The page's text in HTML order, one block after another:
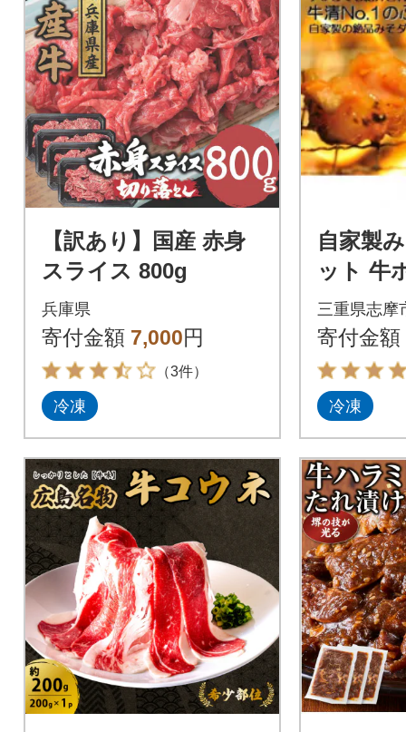
【訳あり】国産 赤身
スライス 800g
兵庫県
寄付金額 7,000円
（3件）
冷凍
自家製
ット 牛
×1 豚肉
味 牛清
の味噌漬
三重県志摩
寄付金額
冷凍